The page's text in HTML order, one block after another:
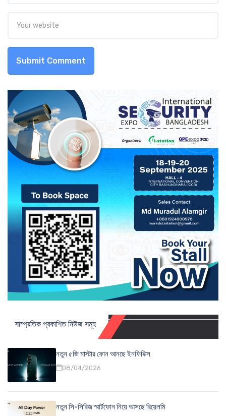
Submit Comment
সাম্প্রতিক প্রকাশিত নিউজ সমূহ
নতুন ৫জি মাস্টার ফোন আনছে ইনফিনিক্স
08/04/2026
নতুন সি-সিরিজ স্মার্টফোন নিয়ে আসছে রিয়েলমি